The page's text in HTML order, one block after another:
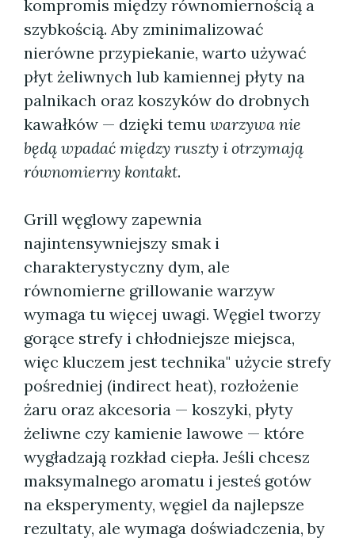
kompromis między równomiernością a
szybkością. Aby zminimalizować
nierówne przypiekanie, warto używać
płyt żeliwnych lub kamiennej płyty na
palnikach oraz koszyków do drobnych
kawałków — dzięki temu warzywa nie
będą wpadać między ruszty i otrzymają
równomierny kontakt.
Grill węglowy zapewnia
najintensywniejszy smak i
charakterystyczny dym, ale
równomierne grillowanie warzyw
wymaga tu więcej uwagi. Węgiel tworzy
gorące strefy i chłodniejsze miejsca,
więc kluczem jest technika" użycie strefy
pośredniej (indirect heat), rozłożenie
żaru oraz akcesoria — koszyki, płyty
żeliwne czy kamienie lawowe — które
wygładzają rozkład ciepła. Jeśli chcesz
maksymalnego aromatu i jesteś gotów
na eksperymenty, węgiel da najlepsze
rezultaty, ale wymaga doświadczenia, by